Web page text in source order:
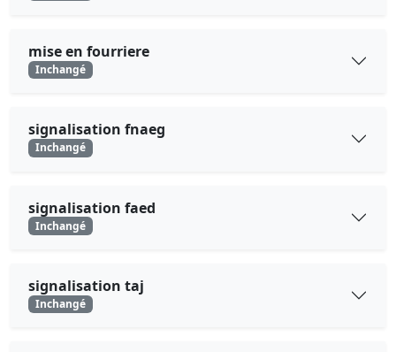
mise en fourriere
Inchangé
signalisation fnaeg
Inchangé
signalisation faed
Inchangé
signalisation taj
Inchangé